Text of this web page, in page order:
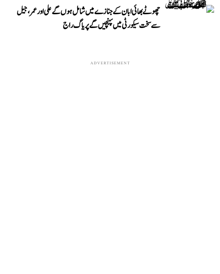
چھوٹے بھائی ابان کے جنازے میں شامل ہوں گے علی اور عمر، جیل
سے سخت سیکورٹی میں پہنچیں گے پریاگ راج
ADVERTISEMENT